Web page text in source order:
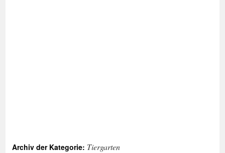
Archiv der Kategorie: Tiergarten